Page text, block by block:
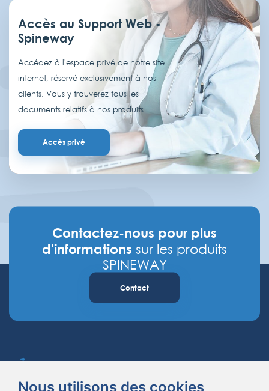
Nous utilisons des cookies
Accès au Support Web -
Spineway
Accédez à l'espace privé de notre site
internet, réservé exclusivement à nos
clients. Vous y trouverez tous les
documents relatifs à nos produits.
Accès privé
Contactez-nous pour plus
d'informations sur les produits
SPINEWAY
Contact